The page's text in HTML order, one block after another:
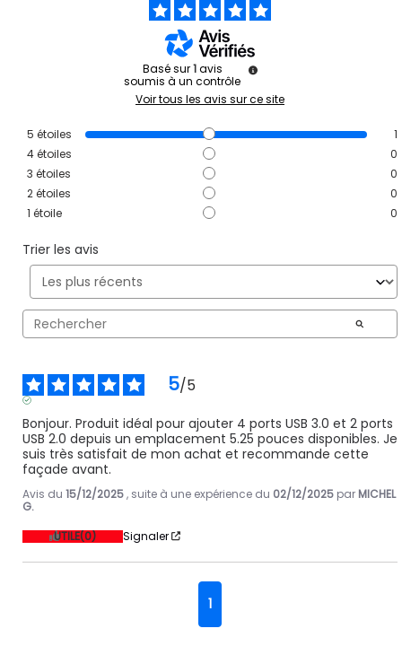
Basé sur1 avis
soumis à un contrôle
Voir tous les avis sur ce site
5 étoiles
1
4étoiles
0
3 étoiles
0
2étoiles
0
1 étoile 0
Trier les avis
5/5
Bonjour. Produit idéal pour ajouter 4 ports USB 3.0 et 2 ports
USB 2.0 depuis un emplacement 5.25 pouces disponibles. Je
suis très satisfait de mon achat et recommande cette
façade avant.
Avis du 15/12/2025, suite à une expérience du 02/12/2025 par MICHEL
G.
UTILE(0) Signaler
1